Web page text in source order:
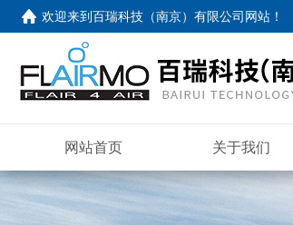
欢迎来到百瑞科技（南京）有限公司网站 ！
网站首页 关于我们